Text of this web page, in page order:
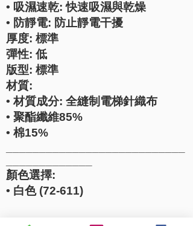
• 吸濕速乾: 快速吸濕與乾燥
• 防靜電: 防止靜電干擾
厚度: 標準
彈性: 低
版型: 標準
材質:
• 材質成分: 全縫制電梯針織布
• 聚酯纖維85%
• 棉15%
顏色選擇:
• 白色 (72-611)